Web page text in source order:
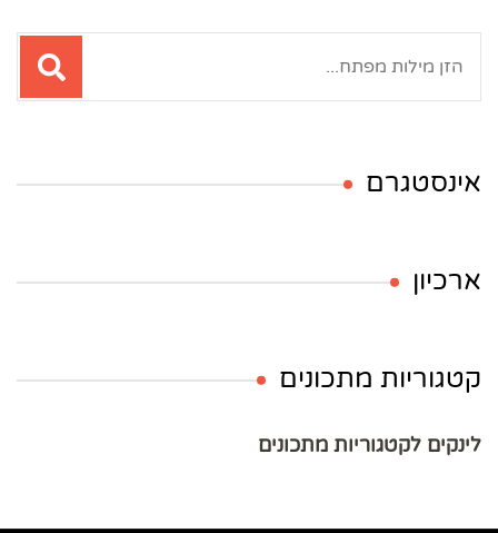
אינסטגרם
ארכיון
קטגוריות מתכונים
לינקים לקטגוריות מתכונים